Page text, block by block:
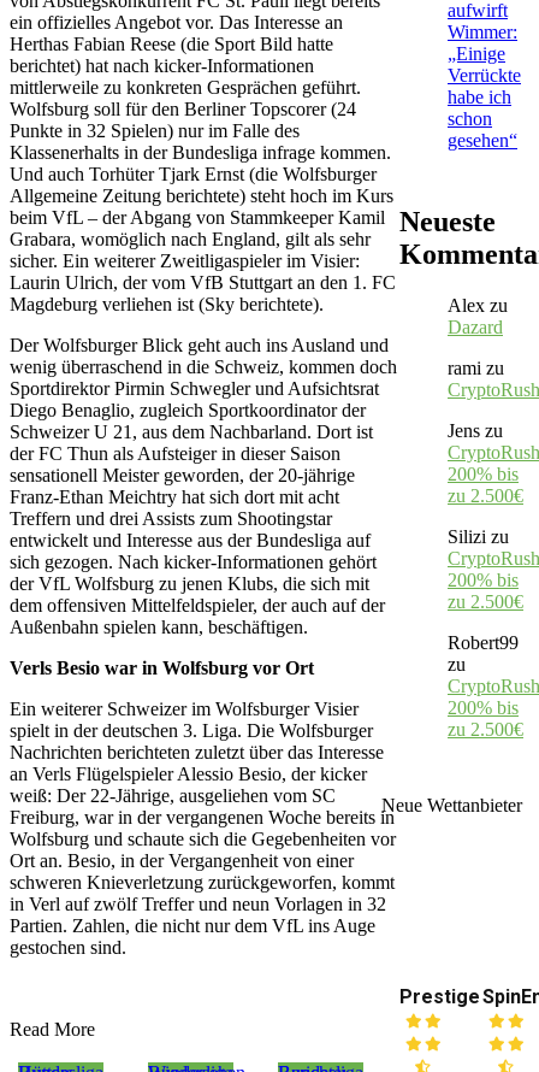
ein offizielles Angebot vor. Das Interesse an
Herthas Fabian Reese (die Sport Bild hatte
berichtet) hat nach kicker-Informationen
mittlerweile zu konkreten Gesprächen geführt.
Wolfsburg soll für den Berliner Topscorer (24
Punkte in 32 Spielen) nur im Falle des
Klassenerhalts in der Bundesliga infrage kommen.
Und auch Torhüter Tjark Ernst (die Wolfsburger
Allgemeine Zeitung berichtete) steht hoch im Kurs
beim VfL – der Abgang von Stammkeeper Kamil
Grabara, womöglich nach England, gilt als sehr
sicher. Ein weiterer Zweitligaspieler im Visier:
Laurin Ulrich, der vom VfB Stuttgart an den 1. FC
Magdeburg verliehen ist (Sky berichtete).
Der Wolfsburger Blick geht auch ins Ausland und
wenig überraschend in die Schweiz, kommen doch
Sportdirektor Pirmin Schwegler und Aufsichtsrat
Diego Benaglio, zugleich Sportkoordinator der
Schweizer U 21, aus dem Nachbarland. Dort ist
der FC Thun als Aufsteiger in dieser Saison
sensationell Meister geworden, der 20-jährige
Franz-Ethan Meichtry hat sich dort mit acht
Treffern und drei Assists zum Shootingstar
entwickelt und Interesse aus der Bundesliga auf
sich gezogen. Nach kicker-Informationen gehört
der VfL Wolfsburg zu jenen Klubs, die sich mit
dem offensiven Mittelfeldspieler, der auch auf der
Außenbahn spielen kann, beschäftigen.
Verls Besio war in Wolfsburg vor Ort
Ein weiterer Schweizer im Wolfsburger Visier
spielt in der deutschen 3. Liga. Die Wolfsburger
Nachrichten berichteten zuletzt über das Interesse
an Verls Flügelspieler Alessio Besio, der kicker
weiß: Der 22-Jährige, ausgeliehen vom SC
Freiburg, war in der vergangenen Woche bereits in
Wolfsburg und schaute sich die Gegebenheiten vor
Ort an. Besio, in der Vergangenheit von einer
schweren Knieverletzung zurückgeworfen, kommt
in Verl auf zwölf Treffer und neun Vorlagen in 32
Partien. Zahlen, die nicht nur dem VfL ins Auge
gestochen sind.
Read More
aufwirft
Wimmer:
„Einige
Verrückte
habe ich
schon
gesehen“
Neueste
Alex zu
Dazard
rami zu
CryptoRush
Jens zu
200% bis
zu 2.500€
Silizi zu
200% bis
zu 2.500€
Robert99
zu
200% bis
zu 2.500€
Neue Wettanbieter
Prestige